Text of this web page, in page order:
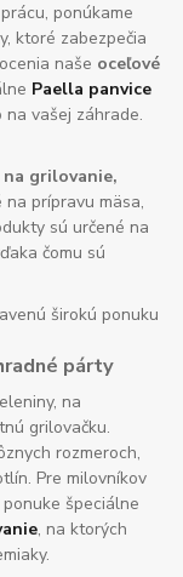
ponúkame
ktoré zabezpečia
naše oceľové
Paella panvice
vašej záhrade.
na grilovanie,
na prípravu mäsa,
sú určené na
čomu sú
širokú ponuku
párty
na
grilovačku.
rozmeroch,
Pre milovníkov
špeciálne
, na ktorých